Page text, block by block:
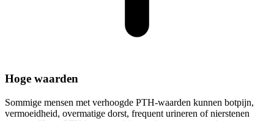
Hoge waarden
Sommige mensen met verhoogde PTH-waarden kunnen botpijn,
vermoeidheid, overmatige dorst, frequent urineren of nierstenen